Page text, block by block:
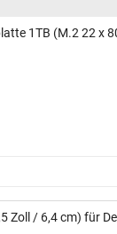
1TB (M.2 22 x
Zoll / 6,4 cm) für